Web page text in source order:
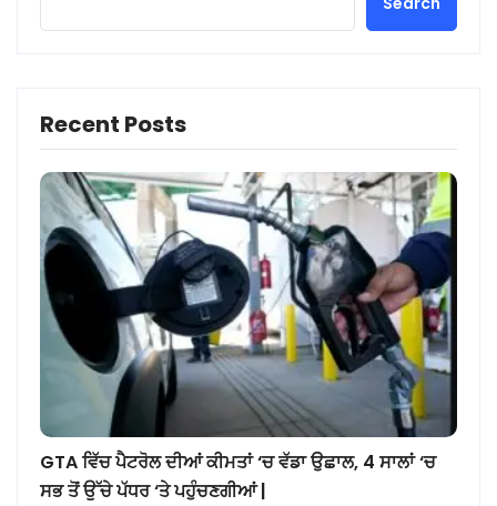
Recent Posts
GTA ਵਿੱਚ ਪੈਟਰੋਲ ਦੀਆਂ ਕੀਮਤਾਂ ‘ਚ ਵੱਡਾ ਉਛਾਲ, 4 ਸਾਲਾਂ ‘ਚ
ਸਭ ਤੋਂ ਉੱਚੇ ਪੱਧਰ ‘ਤੇ ਪਹੁੰਚਣਗੀਆਂ |